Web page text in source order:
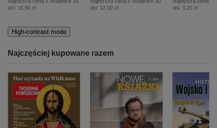
dni: 16.90 zł
dni: 12.00 zł
dni: 3.20 zł
High-contrast mode
Najczęściej kupowane razem